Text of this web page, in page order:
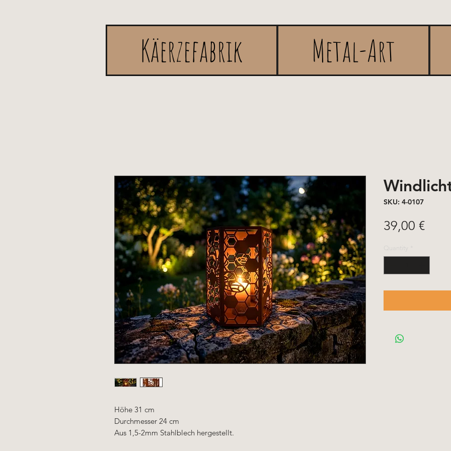
Käerzefabrik Metal-Art
Höhe 31 cm
Durchmesser 24 cm
Aus 1,5-2mm Stahlblech hergestellt.
SKU: 4-0107
39,00 €Price
Quantity